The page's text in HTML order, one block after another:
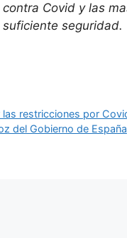
Covid y las
seguridad.
las restricciones por
del Gobierno de España